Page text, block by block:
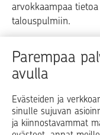
Parempaa
avulla
Evästeiden ja
sinulle sujuvan
ja kiinnostavammat
arvokkaampaa
talouspulmiin.
Raha
Blogit ja
Op.fi OP Koti